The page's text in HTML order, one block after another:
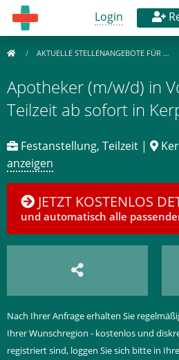
Login
AKTUELLE STELLENANGEBOTE FÜR …
Apotheker (m/w/d) in
Teilzeit ab sofort in
Festanstellung, Teilzeit |
anzeigen
JETZT KOSTENLOS
und automatisch alle
Nach Ihrer Anfrage erhalten Sie
Ihrer Wunschregion - kostenlos und
registriert sind, loggen Sie sich bitte in